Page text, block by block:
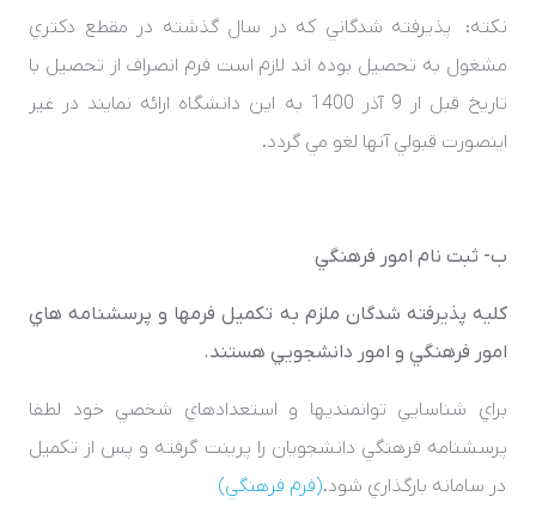
نکته: پذيرفته شدگاني که در سال گذشته در مقطع دکتري
مشغول به تحصيل بوده اند لازم است فرم انصراف از تحصيل با
تاريخ قبل ار 9 آذر 1400 به اين دانشگاه ارائه نمايند در غير
اينصورت قبولي آنها لغو مي گردد.
ب- ثبت­ نام امور فرهنگي
کليه پذيرفته­ شدگان ملزم به تکميل فرمها و پرسشنامه­ هاي
امور فرهنگي و امور دانشجويي هستند.
براي شناسايي توانمندي­ها و استعدادهاي شخصي خود لطفا
پرسشنامه فرهنگي دانشجويان را پرينت گرفته و پس از تکميل
در سامانه بارگذاري شود.(فرم فرهنگي)